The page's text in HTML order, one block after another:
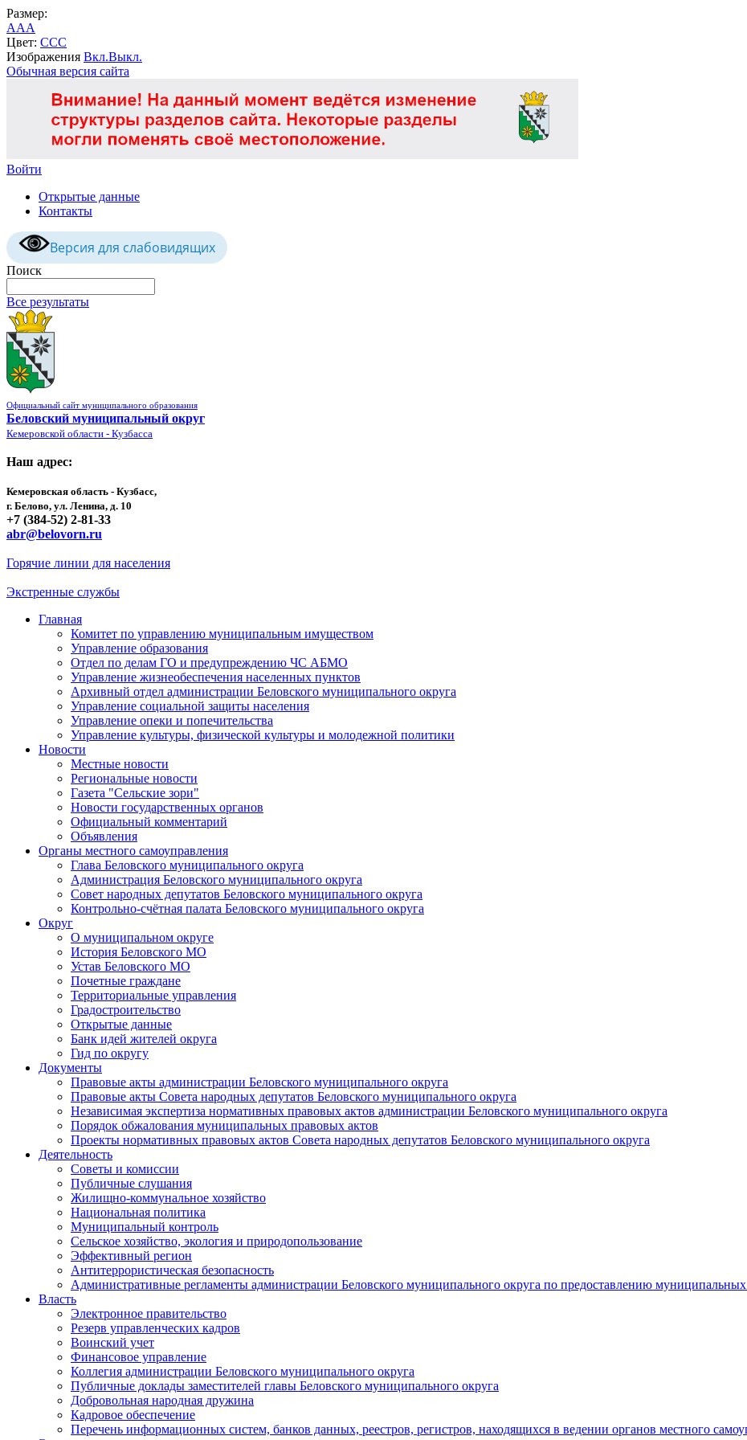
Размер:
AAA
Цвет: CCC
Изображения Вкл.Выкл.
Обычная версия сайта
Войти
Открытые данные
Контакты
Версия для слабовидящих
Поиск
Все результаты
Официальный сайт муниципального образования
Беловский муниципальный округ
Кемеровской области - Кузбасса
Наш адрес:
Кемеровская область - Кузбасс,
г. Белово, ул. Ленина, д. 10
+7 (384-52) 2-81-33
abr@belovorn.ru
Горячие линии для населения
Экстренные службы
Главная
Комитет по управлению муниципальным имуществом
Управление образования
Отдел по делам ГО и предупреждению ЧС АБМО
Управление жизнеобеспечения населенных пунктов
Архивный отдел администрации Беловского муниципального округа
Управление социальной защиты населения
Управление опеки и попечительства
Управление культуры, физической культуры и молодежной политики
Новости
Местные новости
Региональные новости
Газета "Сельские зори"
Новости государственных органов
Официальный комментарий
Объявления
Органы местного самоуправления
Глава Беловского муниципального округа
Администрация Беловского муниципального округа
Совет народных депутатов Беловского муниципального округа
Контрольно-счётная палата Беловского муниципального округа
Округ
О муниципальном округе
История Беловского МО
Устав Беловского МО
Почетные граждане
Территориальные управления
Градостроительство
Открытые данные
Банк идей жителей округа
Гид по округу
Документы
Правовые акты администрации Беловского муниципального округа
Правовые акты Совета народных депутатов Беловского муниципального округа
Независимая экспертиза нормативных правовых актов администрации Беловского муниципального округа
Порядок обжалования муниципальных правовых актов
Проекты нормативных правовых актов Совета народных депутатов Беловского муниципального округа
Деятельность
Советы и комиссии
Публичные слушания
Жилищно-коммунальное хозяйство
Национальная политика
Муниципальный контроль
Сельское хозяйство, экология и природопользование
Эффективный регион
Антитеррористическая безопасность
Административные регламенты администрации Беловского муниципального округа по предоставлению муниципальных
Власть
Электронное правительство
Резерв управленческих кадров
Воинский учет
Финансовое управление
Коллегия администрации Беловского муниципального округа
Публичные доклады заместителей главы Беловского муниципального округа
Добровольная народная дружина
Кадровое обеспечение
Перечень информационных систем, банков данных, реестров, регистров, находящихся в ведении органов местного